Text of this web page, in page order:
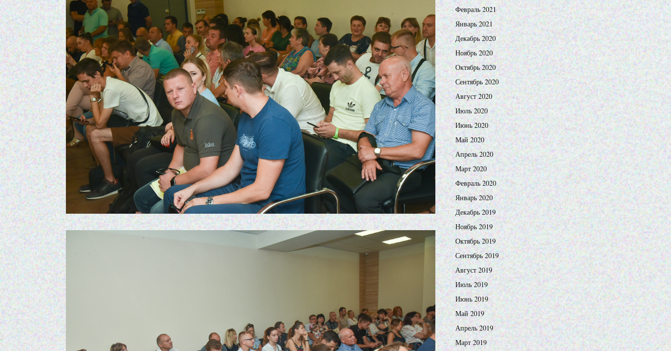
Февраль 2021
Январь 2021
Декабрь 2020
Ноябрь 2020
Октябрь 2020
Сентябрь 2020
Август 2020
Июль 2020
Июнь 2020
Май 2020
Апрель 2020
Март 2020
Февраль 2020
Январь 2020
Декабрь 2019
Ноябрь 2019
Октябрь 2019
Сентябрь 2019
Август 2019
Июль 2019
Июнь 2019
Май 2019
Апрель 2019
Март 2019